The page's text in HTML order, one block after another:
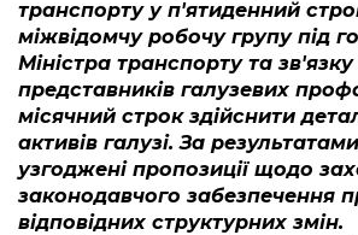
транспорту у п'ятиденний
міжвідомчу робочу групу під
Міністра транспорту та
представників галузевих
місячний строк здійснити
активів галузі. За
узгоджені пропозиції щодо
законодавчого забезпечення
відповідних структурних змін.